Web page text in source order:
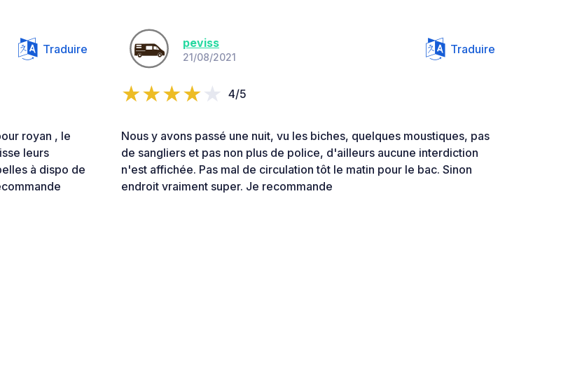
Traduire
royan , le
leurs
à dispo de
peviss
21/08/2021
Traduire
4/5
Nous y avons passé une nuit, vu les biches, quelques moustiques, pas
de sangliers et pas non plus de police, d'ailleurs aucune interdiction
n'est affichée. Pas mal de circulation tôt le matin pour le bac. Sinon
endroit vraiment super. Je recommande